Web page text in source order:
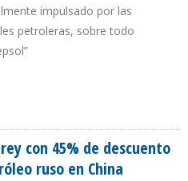
impulsado por las
petroleras, sobre todo
con 45% de descuento
ruso en China